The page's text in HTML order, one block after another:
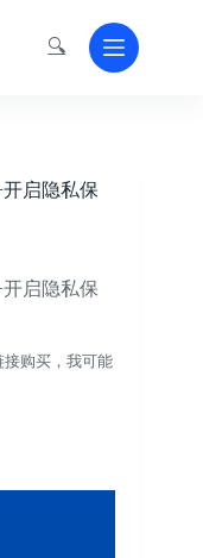
🔍
开启隐私保
开启隐私保
购买，我可能